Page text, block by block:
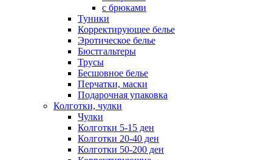
с брюками
Туники
Корректирующее белье
Эротическое белье
Бюстгальтеры
Трусы
Бесшовное белье
Перчатки, маски
Подарочная упаковка
Колготки, чулки
Чулки
Колготки 5-15 ден
Колготки 20-40 ден
Колготки 50-200 ден